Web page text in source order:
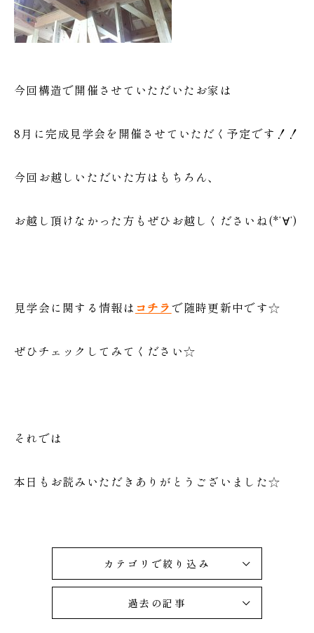
今回構造で開催させていただいたお家は
8月に完成見学会を開催させていただく予定です！！
今回お越しいただいた方はもちろん、
お越し頂けなかった方もぜひお越しくださいね(*‘∀‘)
見学会に関する情報は コチラで随時更新中です☆
ぜひチェックしてみてください☆
それでは
本日もお読みいただきありがとうございました☆
カテゴリで絞り込み
過去の記事